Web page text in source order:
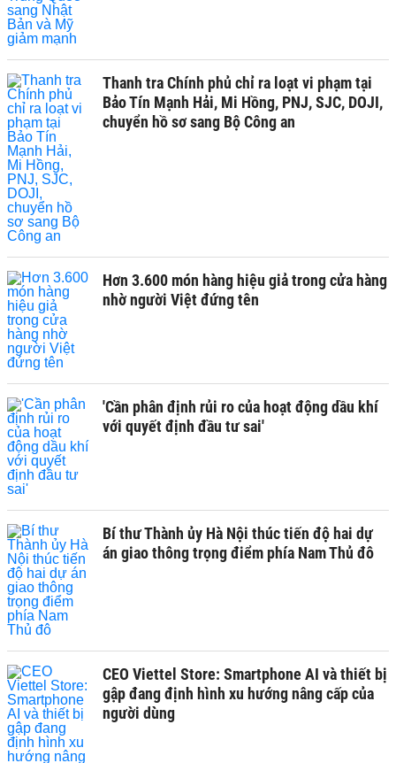
Thanh tra Chính phủ chỉ ra loạt vi phạm tại
Bảo Tín Mạnh Hải, Mi Hồng, PNJ, SJC, DOJI,
chuyển hồ sơ sang Bộ Công an
Hơn 3.600 món hàng hiệu giả trong cửa hàng
nhờ người Việt đứng tên
'Cần phân định rủi ro của hoạt động dầu khí
với quyết định đầu tư sai'
Bí thư Thành ủy Hà Nội thúc tiến độ hai dự
án giao thông trọng điểm phía Nam Thủ đô
CEO Viettel Store: Smartphone AI và thiết bị
gập đang định hình xu hướng nâng cấp của
người dùng